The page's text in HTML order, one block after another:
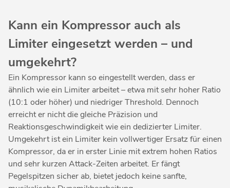
Kann ein Kompressor auch als
Limiter eingesetzt werden – und
umgekehrt?
Ein Kompressor kann so eingestellt werden, dass er
ähnlich wie ein Limiter arbeitet – etwa mit sehr hoher Ratio
(10:1 oder höher) und niedriger Threshold. Dennoch
erreicht er nicht die gleiche Präzision und
Reaktionsgeschwindigkeit wie ein dedizierter Limiter.
Umgekehrt ist ein Limiter kein vollwertiger Ersatz für einen
Kompressor, da er in erster Linie mit extrem hohen Ratios
und sehr kurzen Attack-Zeiten arbeitet. Er fängt
Pegelspitzen sicher ab, bietet jedoch keine sanfte,